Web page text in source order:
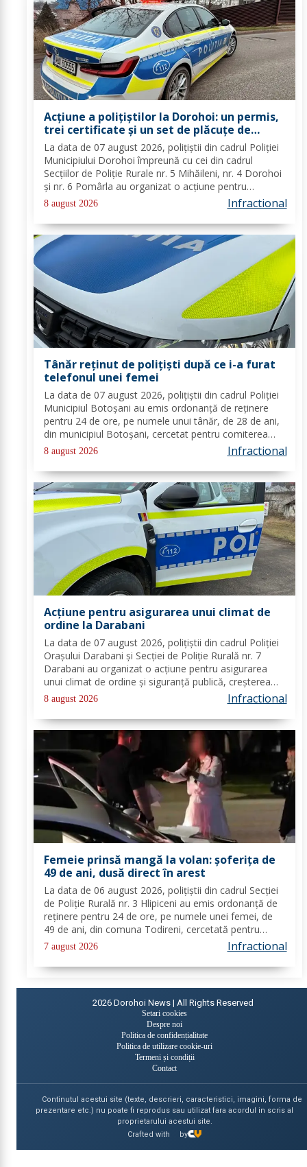
Acțiune a polițiștilor la Dorohoi: un permis,
trei certificate și un set de plăcuțe de
înmatriculare reținute
La data de 07 august 2026, polițiștii din cadrul Poliției
Municipiului Dorohoi împreună cu cei din cadrul
Secțiilor de Poliție Rurale nr. 5 Mihăileni, nr. 4 Dorohoi
și nr. 6 Pomârla au organizat o acțiune pentru
prevenirea și combaterea faptelor de natură penală și
contravențională, verificarea...
8 august 2026 Infractional
Tânăr reținut de polițiști după ce i-a furat
telefonul unei femei
La data de 07 august 2026, polițiștii din cadrul Poliției
Municipiul Botoșani au emis ordonanță de reținere
pentru 24 de ore, pe numele unui tânăr, de 28 de ani,
din municipiul Botoșani, cercetat pentru comiterea
infracțiunii de furt. În urma probatoriului administrat,
s-a stabilit faptul că, în...
8 august 2026 Infractional
Acțiune pentru asigurarea unui climat de
ordine la Darabani
La data de 07 august 2026, polițiștii din cadrul Poliției
Orașului Darabani și Secției de Poliție Rurală nr. 7
Darabani au organizat o acțiune pentru asigurarea
unui climat de ordine și siguranță publică, creșterea
gradului de siguranță rutieră și combaterea faptelor
antisociale, în localitatea...
8 august 2026 Infractional
Femeie prinsă mangă la volan: șoferița de
49 de ani, dusă direct în arest
La data de 06 august 2026, polițiștii din cadrul Secției
de Poliție Rurală nr. 3 Hlipiceni au emis ordonanță de
reținere pentru 24 de ore, pe numele unei femei, de
49 de ani, din comuna Todireni, cercetată pentru
comiterea infracțiunii de conducerea unui vehicul sub
influența alcoolului. În urma...
7 august 2026 Infractional
2026 Dorohoi News | All Rights Reserved
Setari cookies
Despre noi
Politica de confidențialitate
Politica de utilizare cookie-uri
Termeni și condiții
Contact
Continutul acestui site (texte, descrieri, caracteristici, imagini, forma de
prezentare etc.) nu poate fi reprodus sau utilizat fara acordul in scris al
proprietarului acestui site.
Crafted with
by